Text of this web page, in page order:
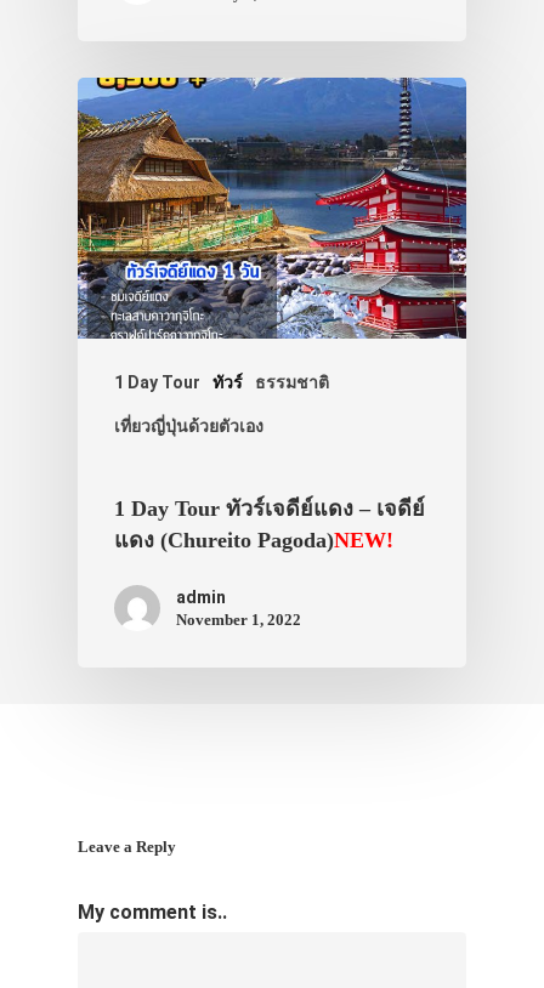
1 Day Tour ทัวร์ ธรรมชาติ
เที่ยวญี่ปุ่นด้วยตัวเอง
1 Day Tour ทัวร์เจดีย์แดง – เจดีย์
แดง (Chureito Pagoda)NEW!
admin
November 1, 2022
Leave a Reply
My comment is..